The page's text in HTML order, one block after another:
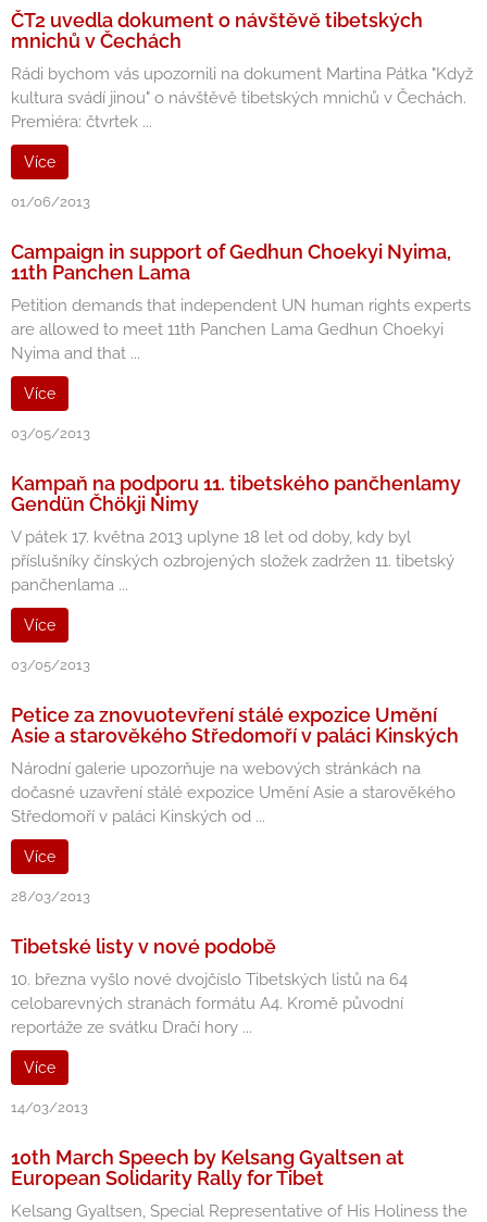
ČT2 uvedla dokument o návštěvě tibetských
mnichů v Čechách
Rádi bychom vás upozornili na dokument Martina Pátka "Když
kultura svádí jinou" o návštěvě tibetských mnichů v Čechách.
Premiéra: čtvrtek ...
Více
01/06/2013
Campaign in support of Gedhun Choekyi Nyima,
11th Panchen Lama
Petition demands that independent UN human rights experts
are allowed to meet 11th Panchen Lama Gedhun Choekyi
Nyima and that ...
Více
03/05/2013
Kampaň na podporu 11. tibetského pančhenlamy
Gendün Čhökji Ňimy
V pátek 17. května 2013 uplyne 18 let od doby, kdy byl
příslušníky čínských ozbrojených složek zadržen 11. tibetský
pančhenlama ...
Více
03/05/2013
Petice za znovuotevření stálé expozice Umění
Asie a starověkého Středomoří v paláci Kinských
Národní galerie upozorňuje na webových stránkách na
dočasné uzavření stálé expozice Umění Asie a starověkého
Středomoří v paláci Kinských od ...
Více
28/03/2013
Tibetské listy v nové podobě
10. března vyšlo nové dvojčíslo Tibetských listů na 64
celobarevných stranách formátu A4. Kromě původní
reportáže ze svátku Dračí hory ...
Více
14/03/2013
10th March Speech by Kelsang Gyaltsen at
European Solidarity Rally for Tibet
Kelsang Gyaltsen, Special Representative of His Holiness the